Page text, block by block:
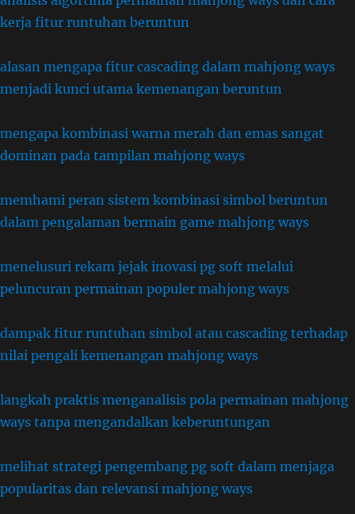
kerja fitur runtuhan beruntun
alasan mengapa fitur cascading dalam mahjong ways
menjadi kunci utama kemenangan beruntun
mengapa kombinasi warna merah dan emas sangat
dominan pada tampilan mahjong ways
memhami peran sistem kombinasi simbol beruntun
dalam pengalaman bermain game mahjong ways
menelusuri rekam jejak inovasi pg soft melalui
peluncuran permainan populer mahjong ways
dampak fitur runtuhan simbol atau cascading terhadap
nilai pengali kemenangan mahjong ways
langkah praktis menganalisis pola permainan mahjong
ways tanpa mengandalkan keberuntungan
melihat strategi pengembang pg soft dalam menjaga
popularitas dan relevansi mahjong ways